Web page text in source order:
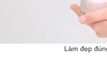
Làm đẹp